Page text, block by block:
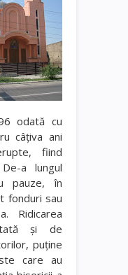
odată cu
câţiva ani
fiind
a lungul
pauze, în
fonduri sau
Ridicarea
şi de
puţine
care au